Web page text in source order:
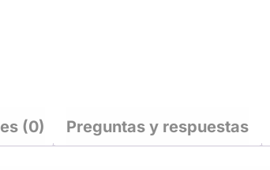
(0) Preguntas y respuestas